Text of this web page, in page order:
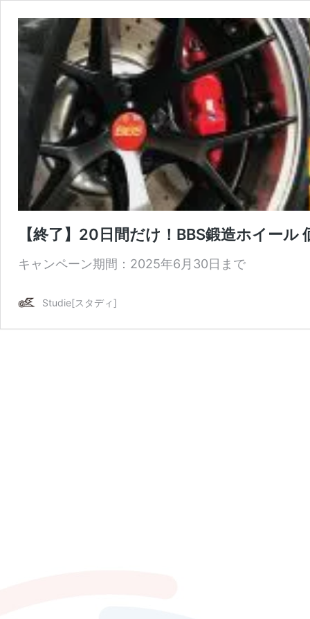
【終了】20日間だけ！BBS鍛造ホイー
キャンペーン期間：2025年6月30日まで
Studie[スタディ]